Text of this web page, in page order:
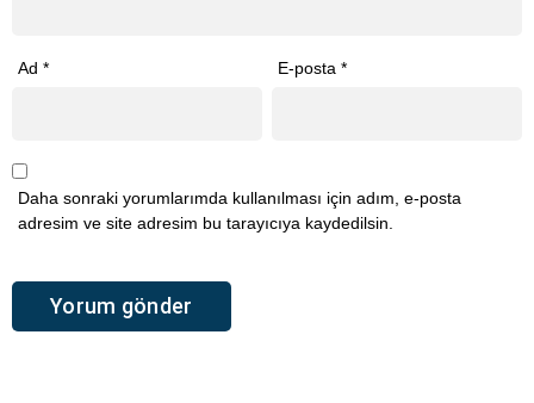
Ad * E-posta*
Daha sonraki yorumlarımda kullanılması için adım, e-posta
adresim ve site adresim bu tarayıcıya kaydedilsin.